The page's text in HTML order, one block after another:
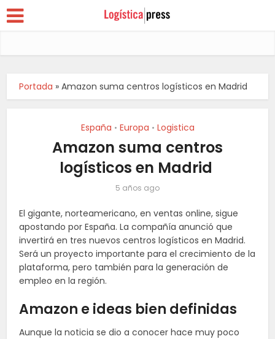
Portada »Amazon suma centros logísticos en Madrid
España • Europa • Logistica
Amazon suma centros
logísticos en Madrid
5 años ago
El gigante, norteamericano, en ventas online, sigue
apostando por España. La compañía anunció que
invertirá en tres nuevos centros logísticos en Madrid.
Será un proyecto importante para el crecimiento de la
plataforma, pero también para la generación de
empleo en la región.
Amazon e ideas bien definidas
Aunque la noticia se dio a conocer hace muy poco